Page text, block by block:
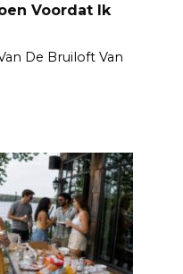
Voordat Ik
De Bruiloft Van